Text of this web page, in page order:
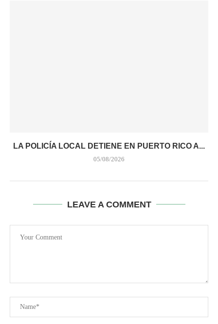
LA POLICÍA LOCAL DETIENE EN PUERTO RICO A...
05/08/2026
LEAVE A COMMENT